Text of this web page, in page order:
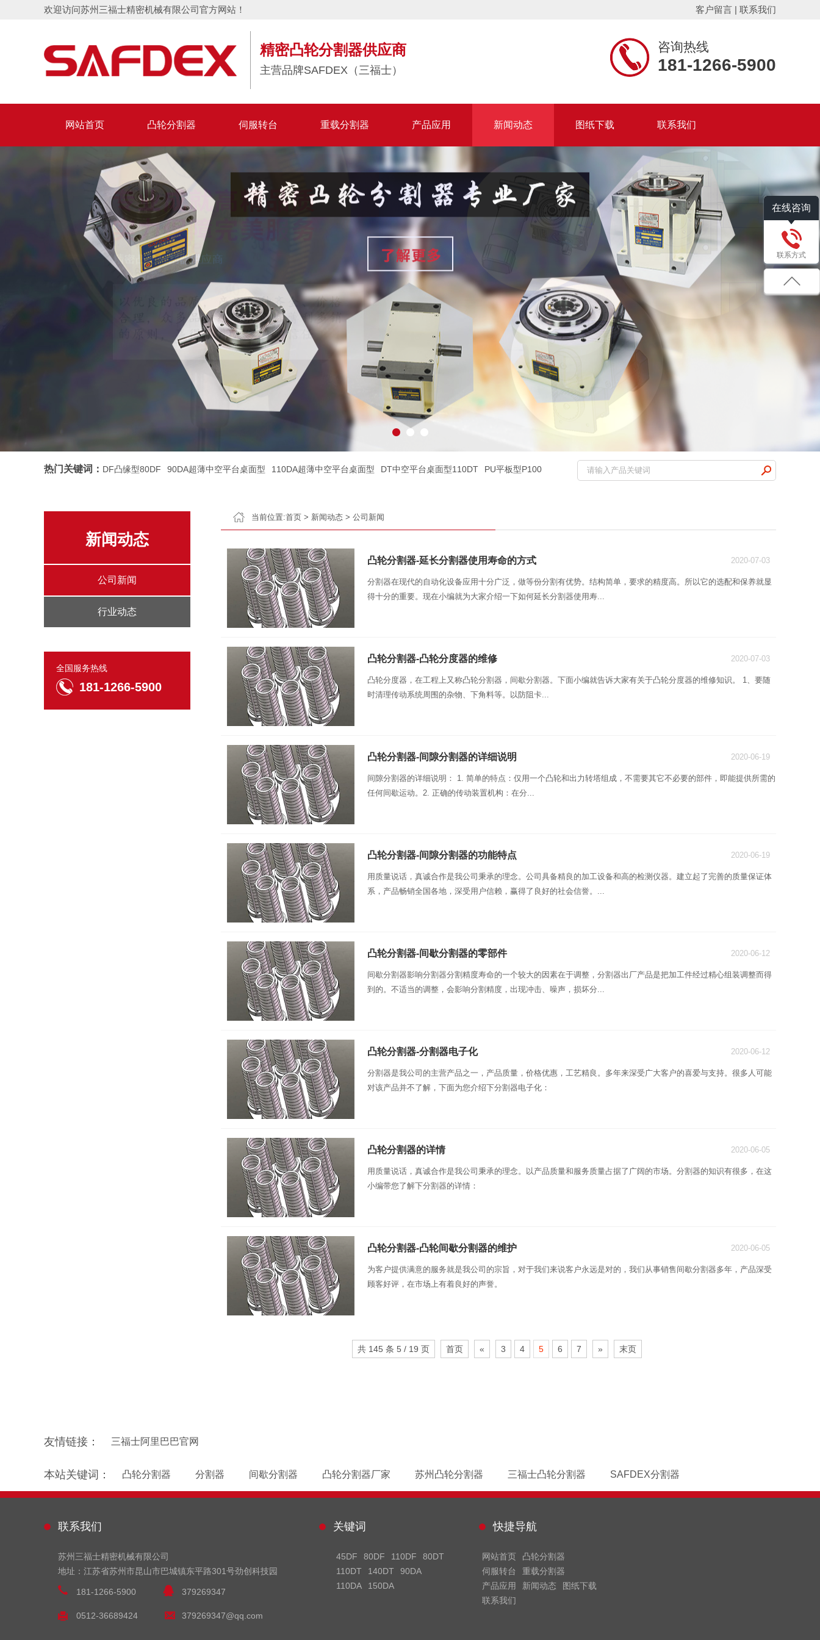
欢迎访问苏州三福士精密机械有限公司官方网站！ 客户留言 | 联系我们
精密凸轮分割器供应商
主营品牌SAFDEX（三福士）
咨询热线
181-1266-5900
网站首页 凸轮分割器 伺服转台 重载分割器 产品应用 新闻动态 图纸下载 联系我们
热门关键词： DF凸缘型80DF 90DA超薄中空平台桌面型 110DA超薄中空平台桌面型 DT中空平台桌面型110DT PU平板型P100
新闻动态
公司新闻
行业动态
全国服务热线
181-1266-5900
当前位置:首页 > 新闻动态 > 公司新闻
凸轮分割器-延长分割器使用寿命的方式 2020-07-03
分割器在现代的自动化设备应用十分广泛，做等份分割有优势。结构简单，要求的精度高。所以它的选配和保养就显
得十分的重要。现在小编就为大家介绍一下如何延长分割器使用寿...
凸轮分割器-凸轮分度器的维修 2020-07-03
凸轮分度器，在工程上又称凸轮分割器，间歇分割器。下面小编就告诉大家有关于凸轮分度器的维修知识。 1、要随
时清理传动系统周围的杂物、下角料等。以防阻卡...
凸轮分割器-间隙分割器的详细说明 2020-06-19
​间隙分割器的详细说明： 1. 简单的特点：仅用一个凸轮和出力转塔组成，不需要其它不必要的部件，即能提供所需的
任何间歇运动。2. 正确的传动装置机构：在分...
凸轮分割器-间隙分割器的功能特点 2020-06-19
用质量说话，真诚合作是我公司秉承的理念。公司具备精良的加工设备和高的检测仪器。建立起了完善的质量保证体
系，产品畅销全国各地，深受用户信赖，赢得了良好的社会信誉。...
凸轮分割器-间歇分割器的零部件 2020-06-12
间歇分割器影响分割器分割精度寿命的一个较大的因素在于调整，分割器出厂产品是把加工件经过精心组装调整而得
到的。不适当的调整，会影响分割精度，出现冲击、噪声，损坏分...
凸轮分割器-分割器电子化 2020-06-12
分割器是我公司的主营产品之一，产品质量，价格优惠，工艺精良。多年来深受广大客户的喜爱与支持。很多人可能
对该产品并不了解，下面为您介绍下分割器电子化：
凸轮分割器的详情 2020-06-05
用质量说话，真诚合作是我公司秉承的理念。以产品质量和服务质量占据了广阔的市场。分割器的知识有很多，在这
小编带您了解下分割器的详情：
凸轮分割器-凸轮间歇分割器的维护 2020-06-05
为客户提供满意的服务就是我公司的宗旨，对于我们来说客户永远是对的，我们从事销售间歇分割器多年，产品深受
顾客好评，在市场上有着良好的声誉。
共 145 条 5 / 19 页 首页 « 3 4 5 6 7 » 末页
友情链接： 三福士阿里巴巴官网
本站关键词： 凸轮分割器 分割器 间歇分割器 凸轮分割器厂家 苏州凸轮分割器 三福士凸轮分割器 SAFDEX分割器
联系我们
苏州三福士精密机械有限公司
地址：江苏省苏州市昆山市巴城镇东平路301号劲创科技园
181-1266-5900 379269347
0512-36689424 379269347@qq.com
关键词
45DF 80DF 110DF
80DT
110DT
140DT
90DA
110DA
150DA
快捷导航
网站首页
凸轮分割器
伺服转台
重载分割器
产品应用
新闻动态
图纸下载
联系我们
在线咨询
联系方式